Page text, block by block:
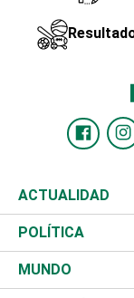
ACTUALIDAD
Nacional
Ciudad
POLÍTICA
Partidos
MUNDO